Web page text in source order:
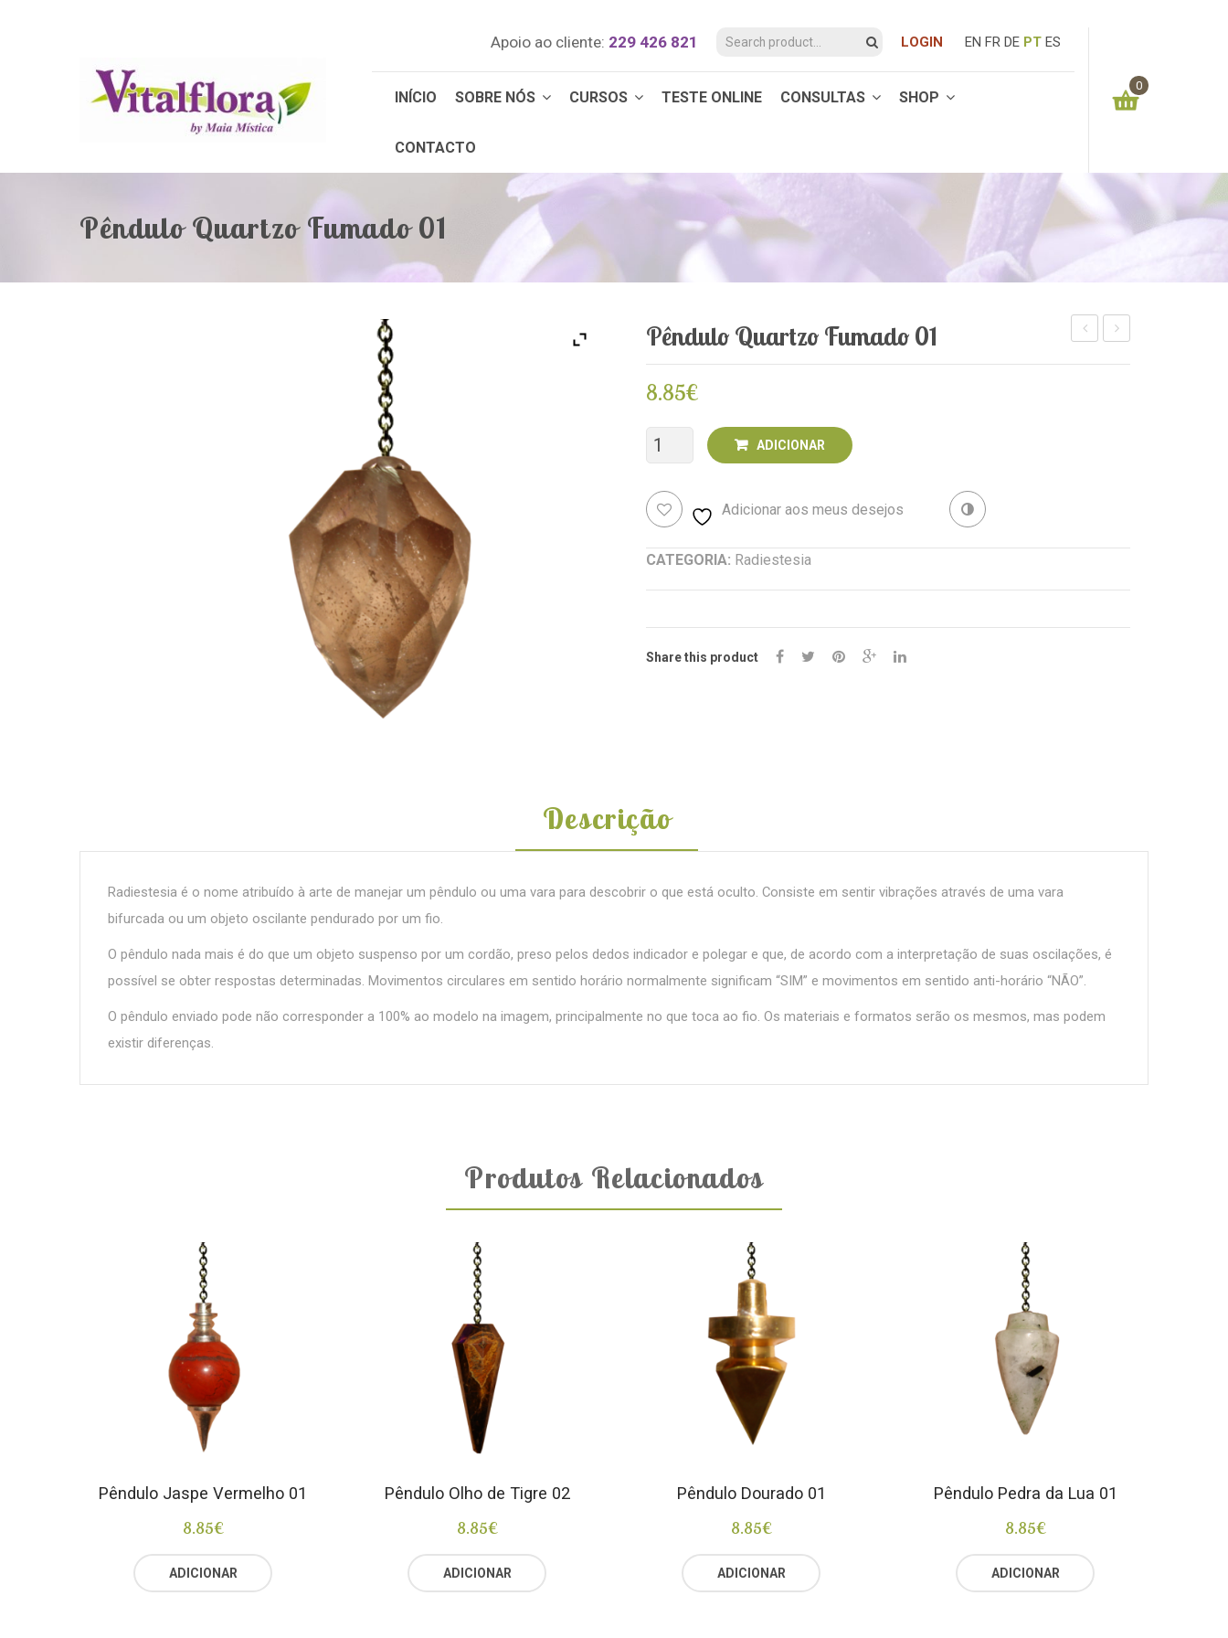
Apoio ao cliente: 229 426 821 LOGIN EN FR DE PT ES
INÍCIO SOBRE NÓS CURSOS TESTE ONLINE CONSULTAS SHOP
CONTACTO
0
0.00 €
Pêndulo Quartzo Fumado 01
Pêndulo Quartzo Fumado 01
8.85€
Quantidade
Pêndulo
Quartzo
ADICIONAR
Adicionar aos meus desejos
CATEGORIA: Radiestesia
Share this product
Descrição
Radiestesia é o nome atribuído à arte de manejar um pêndulo ou uma vara para descobrir o que está oculto. Consiste em sentir vibrações através de uma vara
bifurcada ou um objeto oscilante pendurado por um fio.
O pêndulo nada mais é do que um objeto suspenso por um cordão, preso pelos dedos indicador e polegar e que, de acordo com a interpretação de suas oscilações, é
possível se obter respostas determinadas. Movimentos circulares em sentido horário normalmente significam “SIM” e movimentos em sentido anti-horário “NÃO”.
O pêndulo enviado pode não corresponder a 100% ao modelo na imagem, principalmente no que toca ao fio. Os materiais e formatos serão os mesmos, mas podem
existir diferenças.
Produtos Relacionados
Pêndulo Jaspe Vermelho 01
8.85€
ADICIONAR
Pêndulo Olho de Tigre 02
8.85€
ADICIONAR
Pêndulo Dourado 01
8.85€
ADICIONAR
Pêndulo Pedra da Lua 01
8.85€
ADICIONAR